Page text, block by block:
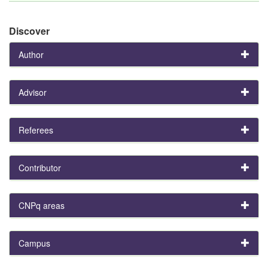
Discover
Author
Advisor
Referees
Contributor
CNPq areas
Campus